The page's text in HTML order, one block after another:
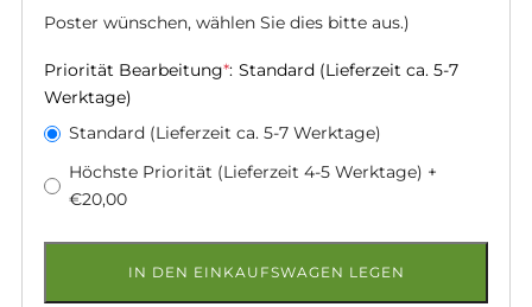
Poster wünschen, wählen Sie dies bitte aus.)
Priorität Bearbeitung*: Standard (Lieferzeit ca. 5-7
Werktage)
Standard (Lieferzeit ca. 5-7 Werktage)
Höchste Priorität (Lieferzeit 4-5 Werktage) +
€20,00
IN DEN EINKAUFSWAGEN LEGEN